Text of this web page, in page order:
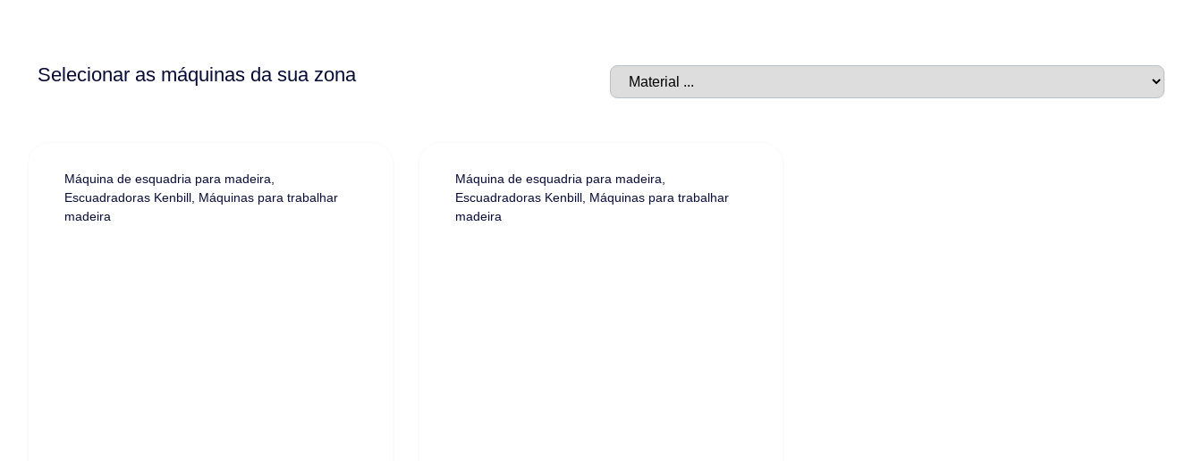
Selecionar as máquinas da sua zona
Máquina de esquadria para madeira
Escuadradoras Kenbill Máquinas para trabalhar
madeira
Máquina de esquadria para madeira
Escuadradoras Kenbill, Máquinas para trabalhar
madeira